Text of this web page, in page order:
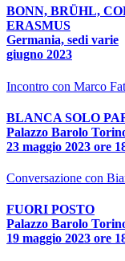
BONN, BRÜHL,
ERASMUS
Germania, sedi varie
giugno 2023
Incontro con Marco
BLANCA SOLO
Palazzo Barolo
23 maggio 2023 ore
Conversazione con
FUORI POSTO
Palazzo Barolo
19 maggio 2023 ore